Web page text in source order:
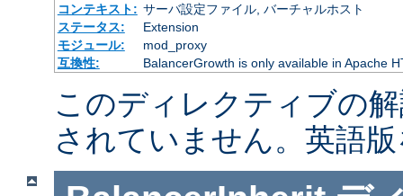
コンテキスト: サーバ設定ファイル, バーチャルホスト
ステータス:
Extension
モジュール:
mod_proxy
互換性:
BalancerGrowth is only available in Apache
このディレクティブの
されていません。英語